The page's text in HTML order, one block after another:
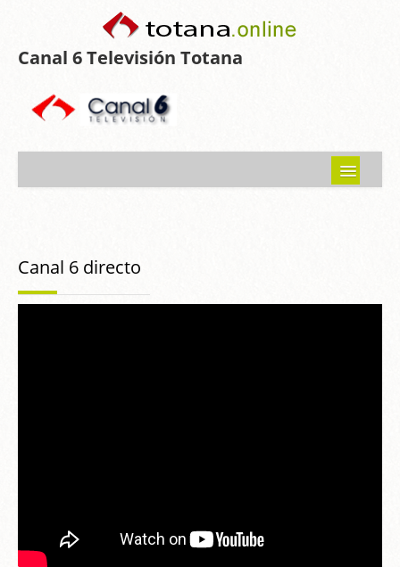
Canal 6 Televisión Totana
Programas emitidos
Canal 6 directo